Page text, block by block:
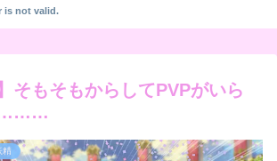
is not valid.
そもそもからしてPVPがいら
精